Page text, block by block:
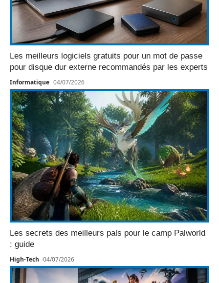
Les meilleurs logiciels gratuits pour un mot de passe
pour disque dur externe recommandés par les experts
Informatique 04/07/2026
Les secrets des meilleurs pals pour le camp Palworld
: guide
High-Tech 04/07/2026